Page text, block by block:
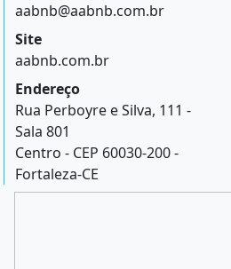
aabnb@aabnb.com.br
Site
aabnb.com.br
Endereço
Rua Perboyre e Silva, 111 -
Sala 801
Centro - CEP 60030-200 -
Fortaleza-CE